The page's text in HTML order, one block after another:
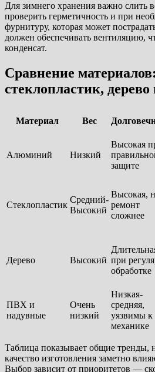
Для зимнего хранения важно слить
проверить герметичность и при
фурнитуру, которая может
должен обеспечивать вентиляцию,
конденсат.
Сравнение
стеклопластик,
Материал Вес
Алюминий Низкий
Высокая
защите
Стеклопластик
Средний-
Высокий
Высокая,
ремонт
сложнее
Дерево Высокий при
обработке
ПВХ и
надувные
Очень
низкий
Низкая-
средняя,
уязвимы к
механике
Таблица показывает общие тренды,
качество изготовления заметно
Выбор зависит от приоритетов —